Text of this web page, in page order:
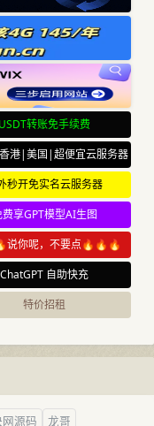
USDT转账免手续费
港|美国|超便宜云服务器
秒开免实名云服务器
费享GPT模型AI生图
说你呢，不要点🔥🔥🔥
ChatGPT 自助快充
特价招租
网源码 龙哥